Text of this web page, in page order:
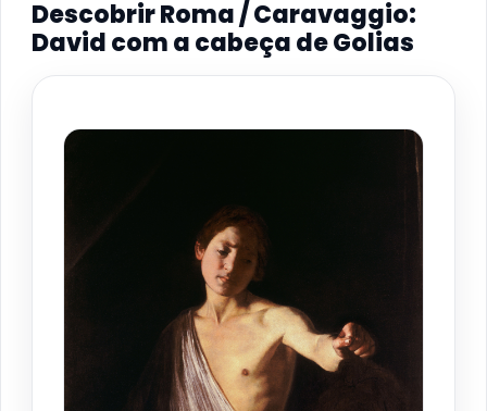
Descobrir Roma / Caravaggio:
David com a cabeça de Golias